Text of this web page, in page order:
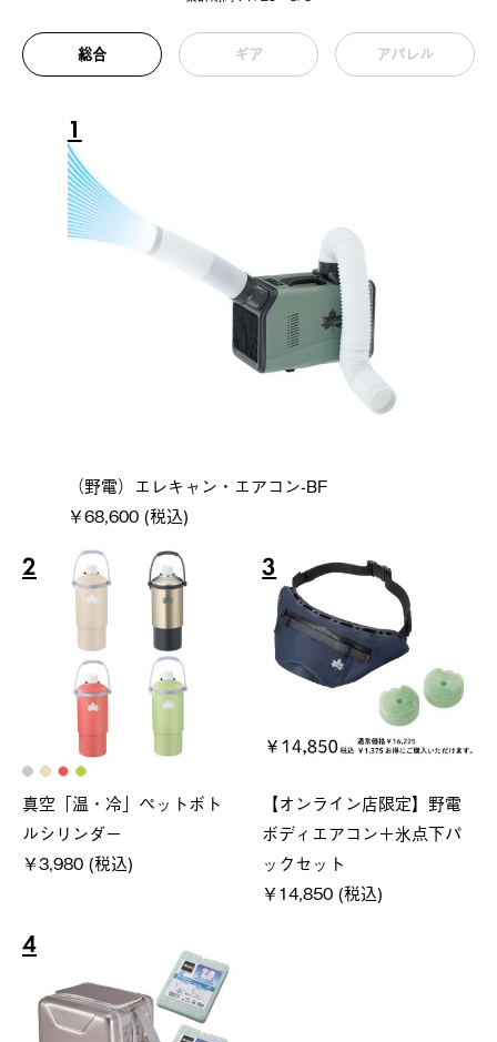
総合 ギア アパレル
1
（野電）エレキャン・エアコン-BF
￥68,600 (税込)
2
真空「温・冷」ペットボト
ルシリンダー
￥3,980 (税込)
3
【オンライン店限定】野電
ボディエアコン＋氷点下パ
ックセット
￥14,850 (税込)
4